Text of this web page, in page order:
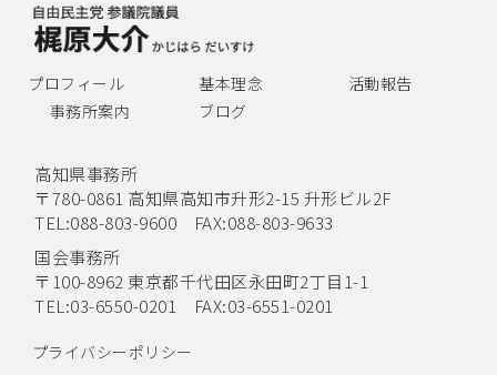
プロフィール 基本理念
活動報告
事務所案内
ブログ
高知県事務所
〒780-0861 高知県高知市升形2-15 升形ビル2F
TEL:088-803-9600 FAX:088-803-9633
国会事務所
〒100-8962 東京都千代田区永田町2丁目1-1
TEL:03-6550-0201 FAX:03-6551-0201
プライバシーポリシー